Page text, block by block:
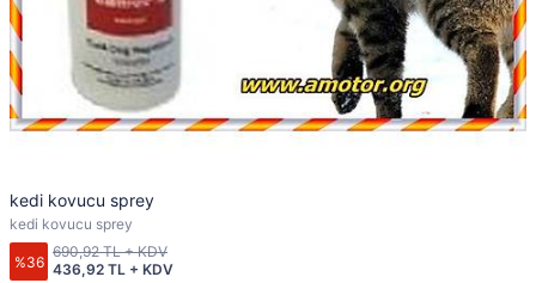
kedi kovucu sprey
kedi kovucu sprey
%36 436,92 TL + KDV
690,92 TL + KDV